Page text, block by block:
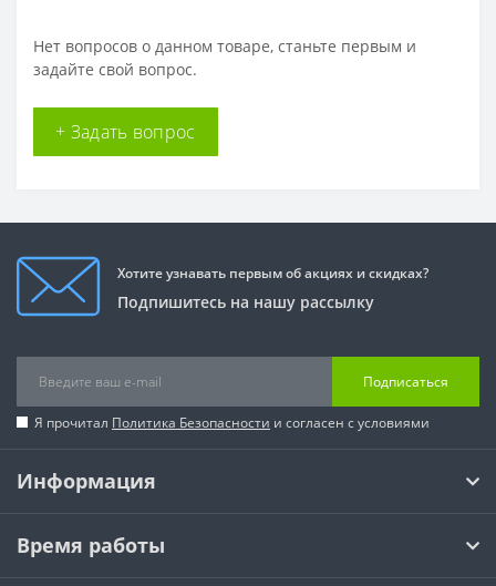
Нет вопросов о данном товаре, станьте первым и
задайте свой вопрос.
+ Задать вопрос
Хотите узнавать первым об акциях и скидках?
Подпишитесь на нашу рассылку
Подписаться
Я прочитал Политика Безопасности и согласен с условиями
Информация
Время работы